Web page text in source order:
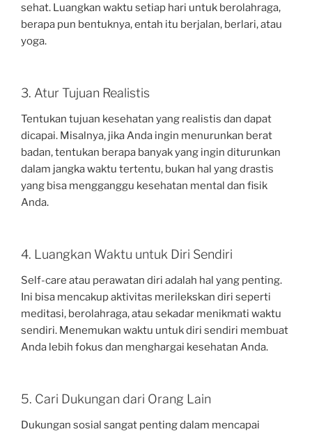
sehat. Luangkan waktu setiap hari untuk berolahraga,
berapa pun bentuknya, entah itu berjalan, berlari, atau
yoga.
3. Atur Tujuan Realistis
Tentukan tujuan kesehatan yang realistis dan dapat
dicapai. Misalnya, jika Anda ingin menurunkan berat
badan, tentukan berapa banyak yang ingin diturunkan
dalam jangka waktu tertentu, bukan hal yang drastis
yang bisa mengganggu kesehatan mental dan fisik
Anda.
4. Luangkan Waktu untuk Diri Sendiri
Self-care atau perawatan diri adalah hal yang penting.
Ini bisa mencakup aktivitas merilekskan diri seperti
meditasi, berolahraga, atau sekadar menikmati waktu
sendiri. Menemukan waktu untuk diri sendiri membuat
Anda lebih fokus dan menghargai kesehatan Anda.
5. Cari Dukungan dari Orang Lain
Dukungan sosial sangat penting dalam mencapai